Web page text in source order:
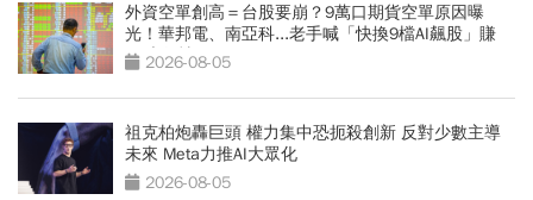
外資空單創高＝台股要崩？9萬口期貨空單原因曝
光！華邦電、南亞科...老手喊「快換9檔AI飆股」賺
Q3大行情
2026-08-05
祖克柏炮轟巨頭 權力集中恐扼殺創新 反對少數主導
未來 Meta力推AI大眾化
2026-08-05